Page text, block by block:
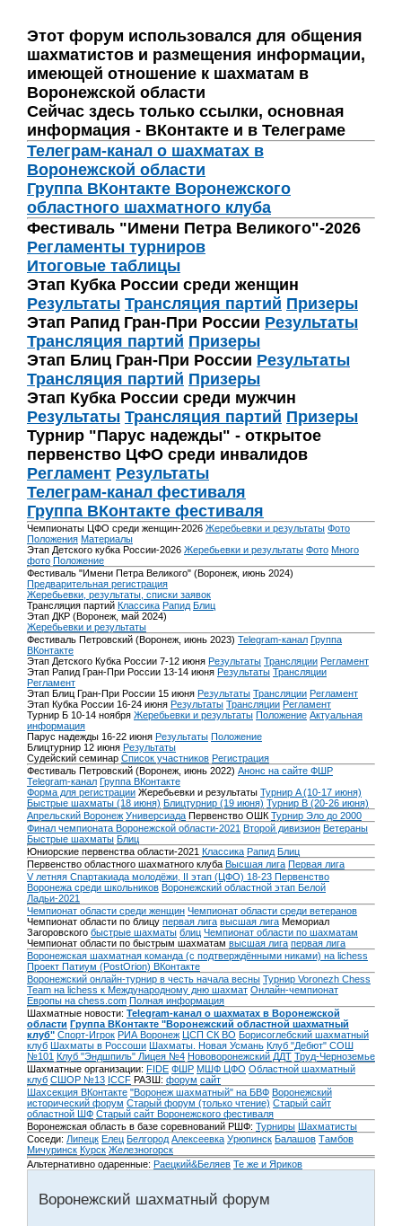
Этот форум использовался для общения
шахматистов и размещения информации,
имеющей отношение к шахматам в
Воронежской области
Сейчас здесь только ссылки, основная
информация - ВКонтакте и в Телеграме
Телеграм-канал о шахматах в
Воронежской области
Группа ВКонтакте Воронежского
областного шахматного клуба
Фестиваль "Имени Петра Великого"-2026
Регламенты турниров
Итоговые таблицы
Этап Кубка России среди женщин
Результаты Трансляция партий Призеры
Этап Рапид Гран-При России Результаты
Трансляция партий Призеры
Этап Блиц Гран-При России Результаты
Трансляция партий Призеры
Этап Кубка России среди мужчин
Результаты Трансляция партий Призеры
Турнир "Парус надежды" - открытое
первенство ЦФО среди инвалидов
Регламент Результаты
Телеграм-канал фестиваля
Группа ВКонтакте фестиваля
Чемпионаты ЦФО среди женщин-2026 Жеребьевки и результаты Фото
Положения Материалы
Этап Детского кубка России-2026 Жеребьевки и результаты Фото Много
фото Положение
Фестиваль "Имени Петра Великого" (Воронеж, июнь 2024)
Предварительная регистрация
Жеребьевки, результаты, списки заявок
Трансляция партий Классика Рапид Блиц
Этап ДКР (Воронеж, май 2024)
Жеребьевки и результаты
Фестиваль Петровский (Воронеж, июнь 2023) Telegram-канал Группа
ВКонтакте
Этап Детского Кубка России 7-12 июня Результаты Трансляции Регламент
Этап Рапид Гран-При России 13-14 июня Результаты Трансляции
Регламент
Этап Блиц Гран-При России 15 июня Результаты Трансляции Регламент
Этап Кубка России 16-24 июня Результаты Трансляции Регламент
Турнир Б 10-14 ноября Жеребьевки и результаты Положение Актуальная
информация
Парус надежды 16-22 июня Результаты Положение
Блицтурнир 12 июня Результаты
Судейский семинар Список участников Регистрация
Фестиваль Петровский (Воронеж, июнь 2022) Анонс на сайте ФШР
Telegram-канал Группа ВКонтакте
Форма для регистрации Жеребьевки и результаты Турнир A (10-17 июня)
Быстрые шахматы (18 июня) Блицтурнир (19 июня) Турнир B (20-26 июня)
Апрельский Воронеж Универсиада Первенство ОШК Турнир Эло до 2000
Финал чемпионата Воронежской области-2021 Второй дивизион Ветераны
Быстрые шахматы Блиц
Юниорские первенства области-2021 Классика Рапид Блиц
Первенство областного шахматного клуба Высшая лига Первая лига
V летняя Спартакиада молодёжи, II этап (ЦФО) 18-23 Первенство
Воронежа среди школьников Воронежский областной этап Белой
Ладьи-2021
Чемпионат области среди женщин Чемпионат области среди ветеранов
Чемпионат области по блицу первая лига высшая лига Мемориал
Загоровского быстрые шахматы блиц Чемпионат области по шахматам
Чемпионат области по быстрым шахматам высшая лига первая лига
Воронежская шахматная команда (с подтверждёнными никами) на lichess
Проект Патиум (PostOrion) ВКонтакте
Воронежский онлайн-турнир в честь начала весны Турнир Voronezh Chess
Team на lichess к Международному дню шахмат Онлайн-чемпионат
Европы на chess.com Полная информация
Шахматные новости: Telegram-канал о шахматах в Воронежской
области Группа ВКонтакте "Воронежский областной шахматный
клуб" Спорт-Игрок РИА Воронеж ЦСП СК ВО Борисоглебский шахматный
клуб Шахматы в Россоши Шахматы. Новая Усмань Клуб "Дебют" СОШ
№101 Клуб "Эндшпиль" Лицея №4 Нововоронежский ДДТ Труд-Черноземье
Шахматные организации: FIDE ФШР МШФ ЦФО Областной шахматный
клуб СШОР №13 ICCF РАЗШ: форум сайт
Шахсекция ВКонтакте "Воронеж шахматный" на БВФ Воронежский
исторический форум Cтарый форум (только чтение) Старый сайт
областной ШФ Старый сайт Воронежского фестиваля
Воронежская область в базе соревнований РШФ: Турниры Шахматисты
Соседи: Липецк Елец Белгород Алексеевка Урюпинск Балашов Тамбов
Мичуринск Курск Железногорск
Альтернативно одаренные: Раецкий&Беляев Те же и Яриков
Воронежский шахматный форум